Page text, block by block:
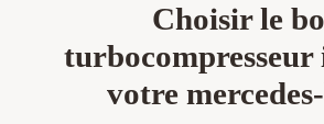
Choisir le
votre